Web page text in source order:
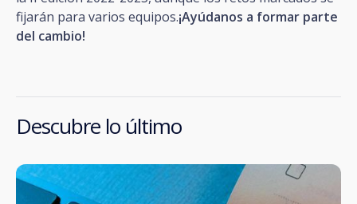
fijarán para varios equipos.¡Ayúdanos a formar parte
del cambio!
Descubre lo último